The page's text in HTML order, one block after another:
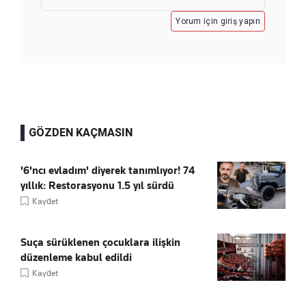
Yorum için giriş yapın
GÖZDEN KAÇMASIN
'6'ncı evladım' diyerek tanımlıyor! 74
yıllık: Restorasyonu 1.5 yıl sürdü
Kaydet
Suça sürüklenen çocuklara ilişkin
düzenleme kabul edildi
Kaydet